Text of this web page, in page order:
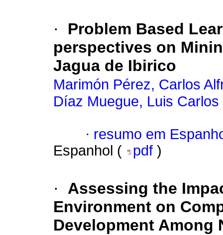
·
Problem Based
perspectives on
Jagua de Ibirico
Marimón Pérez, Carlos
Díaz Muegue, Luis Carlos
· resumo em
Espanhol (
pdf )
·
Assessing the
Environment on
Development Among